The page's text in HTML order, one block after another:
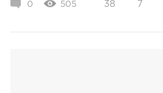
0 505 38 7